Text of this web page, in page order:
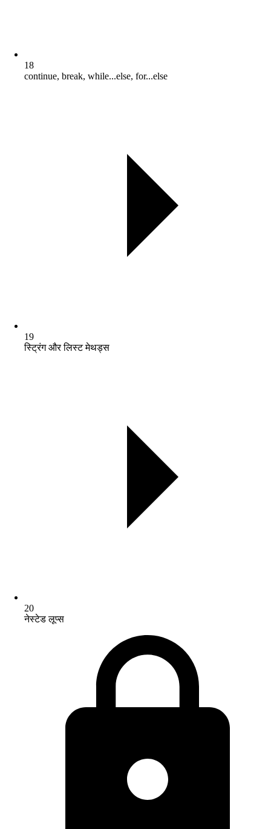
18
continue, break, while...else, for...else
19
स्ट्रिंग और लिस्ट मेथड्स
20
नेस्टेड लूप्स